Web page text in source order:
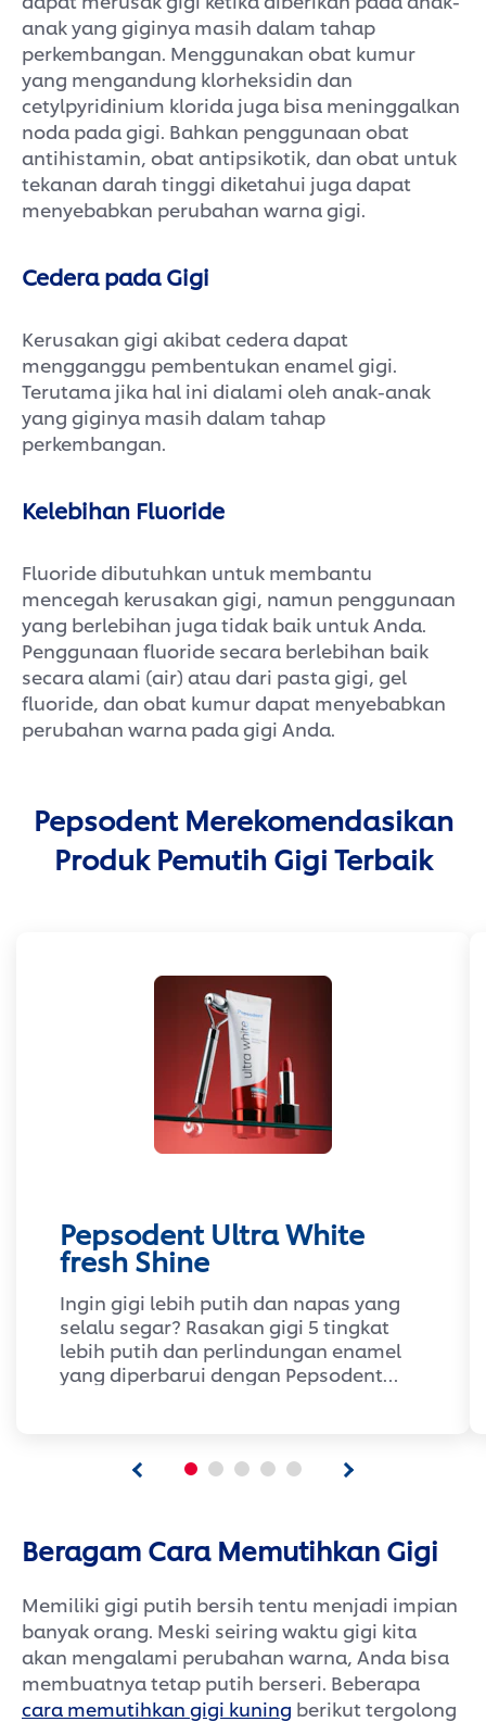
anak yang giginya masih dalam tahap
perkembangan. Menggunakan obat kumur
yang mengandung klorheksidin dan
cetylpyridinium klorida juga bisa meninggalkan
noda pada gigi. Bahkan penggunaan obat
antihistamin, obat antipsikotik, dan obat untuk
tekanan darah tinggi diketahui juga dapat
menyebabkan perubahan warna gigi.
Cedera pada Gigi
Kerusakan gigi akibat cedera dapat
mengganggu pembentukan enamel gigi.
Terutama jika hal ini dialami oleh anak-anak
yang giginya masih dalam tahap
perkembangan.
Kelebihan Fluoride
Fluoride dibutuhkan untuk membantu
mencegah kerusakan gigi, namun penggunaan
yang berlebihan juga tidak baik untuk Anda.
Penggunaan fluoride secara berlebihan baik
secara alami (air) atau dari pasta gigi, gel
fluoride, dan obat kumur dapat menyebabkan
perubahan warna pada gigi Anda.
Pepsodent Merekomendasikan
Produk Pemutih Gigi Terbaik
Pepsodent Ultra White
fresh Shine
Ingin gigi lebih putih dan napas yang
selalu segar? Rasakan gigi 5 tingkat
lebih putih dan perlindungan enamel
yang diperbarui dengan Pepsodent
tahan lama.
melemah mudah sekali menangkap
noda, membuat gigi tampak kuning
noda, Pepsodent Ultra White juga
memutihkan dan memperbaiki enamel
barrier gigi. Diformulasikan dengan
Microwhitening-C yang mencerahkan
sejak pemakaian pertama, dan
Beragam Cara Memutihkan Gigi
Memiliki gigi putih bersih tentu menjadi impian
banyak orang. Meski seiring waktu gigi kita
akan mengalami perubahan warna, Anda bisa
membuatnya tetap putih berseri. Beberapa
cara memutihkan gigi kuning berikut tergolong